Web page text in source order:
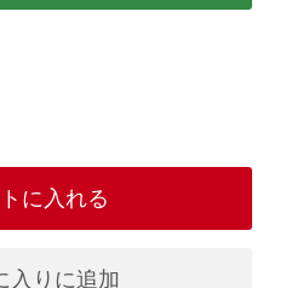
に入れる
入りに追加